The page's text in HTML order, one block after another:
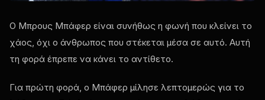
Ο Μπρους Μπάφερ είναι συνήθως η φωνή που κλείνει το
χάος, όχι ο άνθρωπος που στέκεται μέσα σε αυτό. Αυτή
τη φορά έπρεπε να κάνει το αντίθετο.
Για πρώτη φορά, ο Μπάφερ μίλησε λεπτομερώς για το